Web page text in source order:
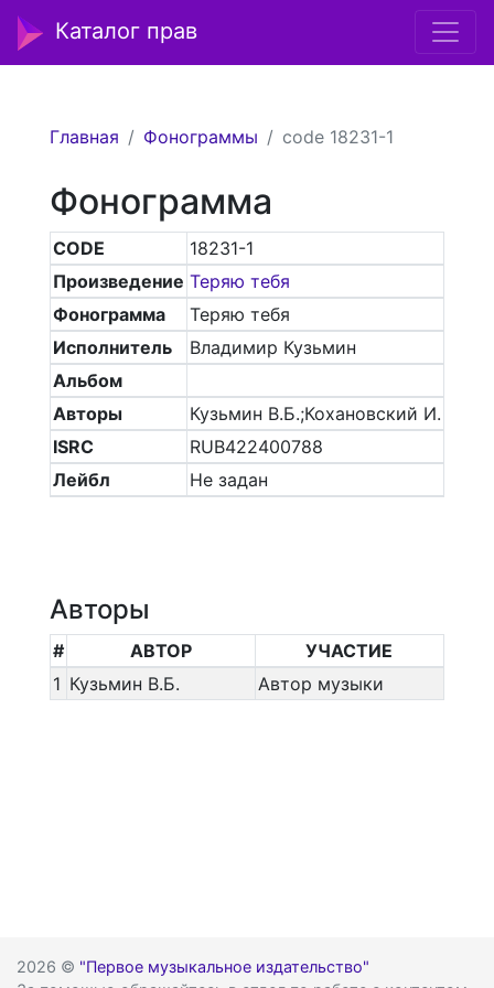
Каталог прав
Главная Фонограммы code 18231-1
Фонограмма
CODE
18231-1
Произведение Теряю тебя
Фонограмма
Теряю тебя
Исполнитель
Владимир Кузьмин
Альбом
Авторы
Кузьмин В.Б.;Кохановский И.
ISRC
RUB422400788
Лейбл
Не задан
Авторы
# АВТОР
УЧАСТИЕ
1 Кузьмин В.Б. Автор музыки
2026 © "Первое музыкальное издательство"